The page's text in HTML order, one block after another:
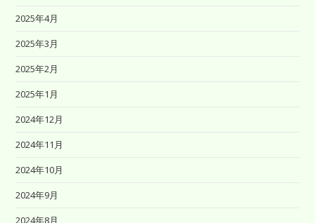
2025年4月
2025年3月
2025年2月
2025年1月
2024年12月
2024年11月
2024年10月
2024年9月
2024年8月